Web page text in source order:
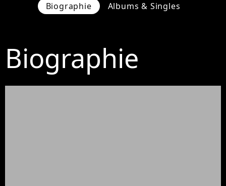
Biographie Albums & Singles
Biographie